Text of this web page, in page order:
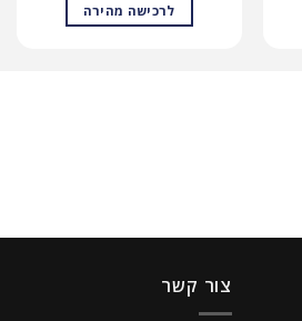
לרכישה מהירה
צור קשר